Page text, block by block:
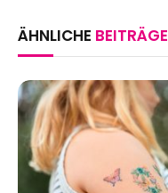
ÄHNLICHE BEITRÄGE